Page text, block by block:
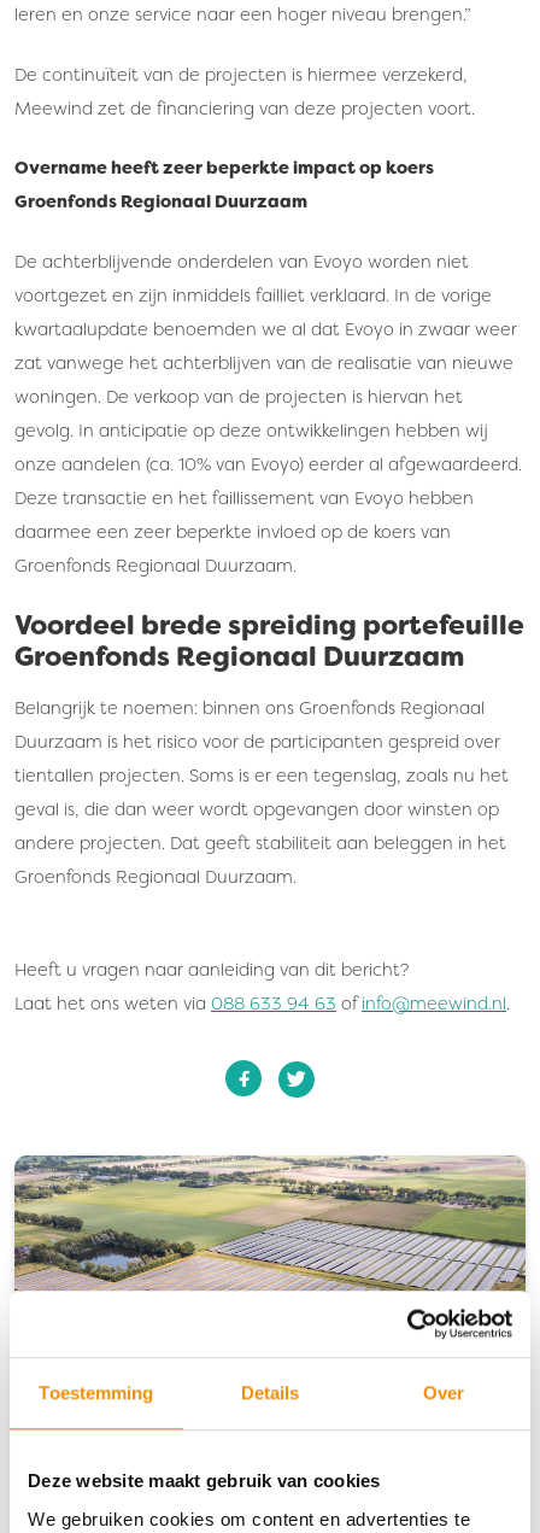
Toestemming Details Over
Deze website maakt gebruik van cookies
We gebruiken cookies om content en advertenties te
leren en onze service naar een hoger niveau brengen.”
De continuïteit van de projecten is hiermee verzekerd,
Meewind zet de financiering van deze projecten voort.
Overname heeft zeer beperkte impact op koers
Groenfonds Regionaal Duurzaam
De achterblijvende onderdelen van Evoyo worden niet
voortgezet en zijn inmiddels failliet verklaard. In de vorige
kwartaalupdate benoemden we al dat Evoyo in zwaar weer
zat vanwege het achterblijven van de realisatie van nieuwe
woningen. De verkoop van de projecten is hiervan het
gevolg. In anticipatie op deze ontwikkelingen hebben wij
onze aandelen (ca. 10% van Evoyo) eerder al afgewaardeerd.
Deze transactie en het faillissement van Evoyo hebben
daarmee een zeer beperkte invloed op de koers van
Groenfonds Regionaal Duurzaam.
Voordeel brede spreiding portefeuille
Groenfonds Regionaal Duurzaam
Belangrijk te noemen: binnen ons Groenfonds Regionaal
Duurzaam is het risico voor de participanten gespreid over
tientallen projecten. Soms is er een tegenslag, zoals nu het
geval is, die dan weer wordt opgevangen door winsten op
andere projecten. Dat geeft stabiliteit aan beleggen in het
Groenfonds Regionaal Duurzaam.
Heeft u vragen naar aanleiding van dit bericht?
Laat het ons weten via 088 633 94 63 ofinfo@meewind.nl.
Nieuw project: €1,5 miljoen voor
batterij…
Nieuwe investering Regionaal Duurzaam Fonds €1,5